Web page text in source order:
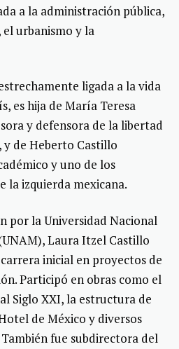
a la administración pública,
urbanismo y la
ligada a la vida
es hija de María Teresa
y defensora de la libertad
de Heberto Castillo
y uno de los
la izquierda mexicana.
por la Universidad Nacional
Laura Itzel Castillo
inicial en proyectos de
Participó en obras como el
Siglo XXI, la estructura de
de México y diversos
fue subdirectora del